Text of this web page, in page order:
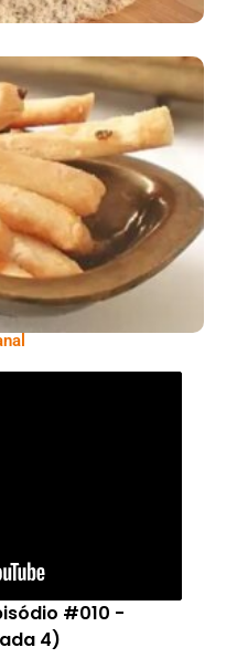
Cebola E Salsa
#010 -
4)